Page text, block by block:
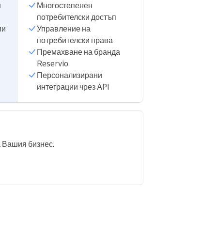
Многостепенен
потребителски достъп
Управление на
потребителски права
Премахване на бранда
Reservio
Персонализирани
интеграции чрез API
Вашия бизнес.